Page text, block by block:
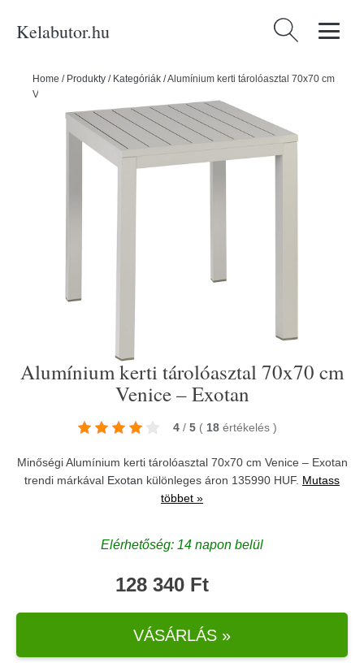
Kelabutor.hu Keresés:
Home / Produkty / Kategóriák /Alumínium kerti tárolóasztal 70x70 cm
Venice – Exotan
Alumínium kerti tárolóasztal 70x70 cm
Venice – Exotan
4 / 5 ( 18 értékelés )
Minőségi Alumínium kerti tárolóasztal 70x70 cm Venice – Exotan
trendi márkával Exotan különleges áron 135990 HUF. Mutass
többet »
Elérhetőség: 14 napon belül
128 340 Ft
VÁSÁRLÁS »